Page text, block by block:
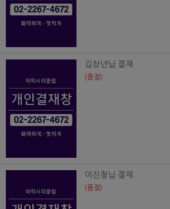
김창년님 결재
(품절)
이진청님 결재
(품절)